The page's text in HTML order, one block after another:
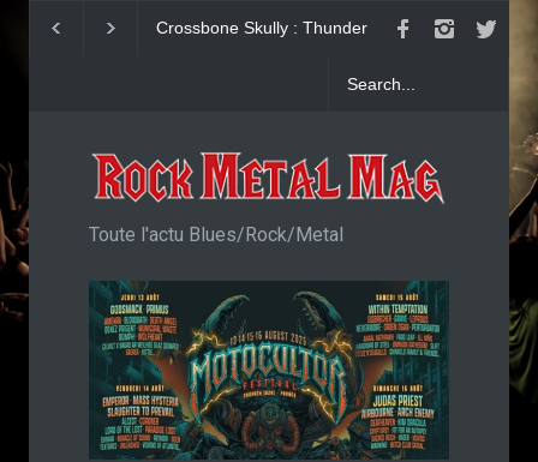
Crossbone Skully : Thunder
Dead Poet Society
Cold
Toute l'actu Blues/Rock/Metal